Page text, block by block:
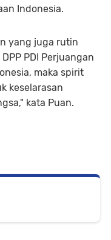
Indonesia.
yang juga rutin
PDI Perjuangan
maka spirit
keselarasan
kata Puan.